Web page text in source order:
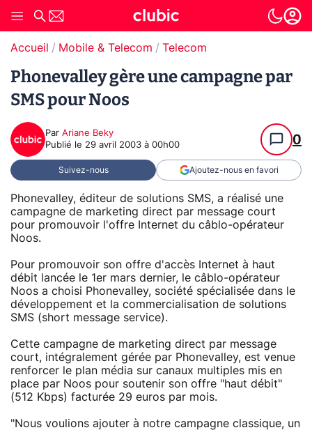
Accueil Mobile & Telecom Telecom
Phonevalley gère une campagne par
SMS pour Noos
Par Ariane Beky
Publié le 29 avril 2003 à 00h00 0
Suivez-nous Ajoutez-nous en favori
Phonevalley, éditeur de solutions SMS, a réalisé une
campagne de marketing direct par message court
pour promouvoir l'offre Internet du câblo-opérateur
Noos.
Pour promouvoir son offre d'accès Internet à haut
débit lancée le 1er mars dernier, le câblo-opérateur
Noos a choisi Phonevalley, société spécialisée dans le
développement et la commercialisation de solutions
SMS (short message service).
Cette campagne de marketing direct par message
court, intégralement gérée par Phonevalley, est venue
renforcer le plan média sur canaux multiples mis en
place par Noos pour soutenir son offre "haut débit"
(512 Kbps) facturée 29 euros par mois.
"Nous voulions ajouter à notre campagne classique, un